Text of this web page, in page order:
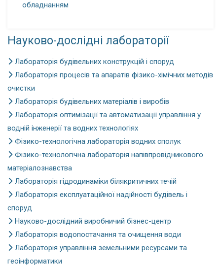
обладнанням
Науково-дослідні лабораторії
Лабораторія будівельних конструкцій і споруд
Лабораторія процесів та апаратів фізико-хімічних методів
очистки
Лабораторія будівельних матеріалів і виробів
Лабораторія оптимізації та автоматизації управління у
водній інженерії та водних технологіях
Фізико-технологічна лабораторія водних сполук
Фізико-технологічна лабораторія напівпровідникового
матеріалознавства
Лабораторія гідродинаміки білякритичних течій
Лабораторія експлуатаційної надійності будівель і
споруд
Науково-дослідний виробничий бізнес-центр
Лабораторія водопостачання та очищення води
Лабораторія управління земельними ресурсами та
геоінформатики